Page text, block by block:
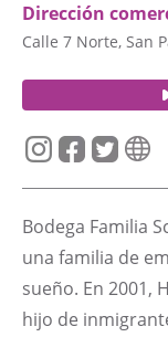
Dirección
Calle 7 Norte, San
Bodega Familia
una familia de
sueño. En 2001,
hijo de